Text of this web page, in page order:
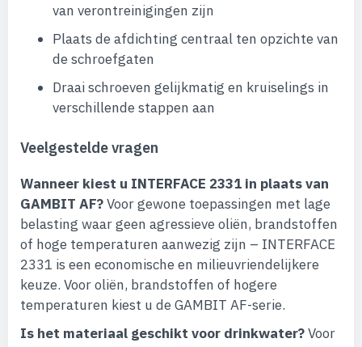
van verontreinigingen zijn
Plaats de afdichting centraal ten opzichte van
de schroefgaten
Draai schroeven gelijkmatig en kruiselings in
verschillende stappen aan
Veelgestelde vragen
Wanneer kiest u INTERFACE 2331 in plaats van
GAMBIT AF?Voor gewone toepassingen met lage
belasting waar geen agressieve oliën, brandstoffen
of hoge temperaturen aanwezig zijn – INTERFACE
2331 is een economische en milieuvriendelijkere
keuze. Voor oliën, brandstoffen of hogere
temperaturen kiest u de GAMBIT AF-serie.
Is het materiaal geschikt voor drinkwater?Voor